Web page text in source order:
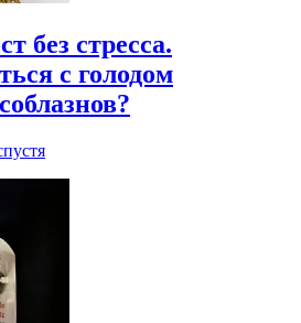
без стресса.
с голодом